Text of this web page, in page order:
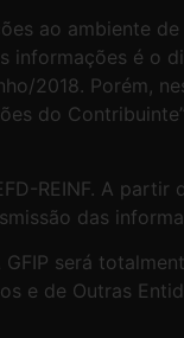
ao ambiente de
é o
2018. Porém,
do
REINF. A partir
das
será
e de Outras